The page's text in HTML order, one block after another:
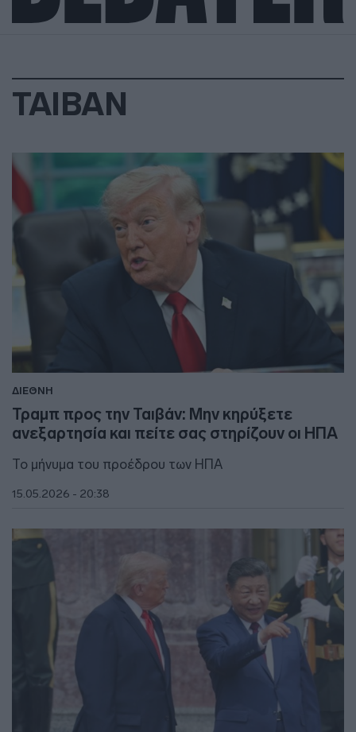
ΤΑΙΒΑΝ
ΔΙΕΘΝΗ
Τραμπ προς την Ταιβάν: Μην κηρύξετε
ανεξαρτησία και πείτε σας στηρίζουν οι ΗΠΑ
Το μήνυμα του προέδρου των ΗΠΑ
15.05.2026 - 20:38